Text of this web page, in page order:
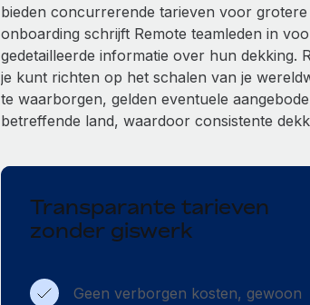
bieden concurrerende tarieven voor
onboarding schrijft Remote teamleden in
gedetailleerde informatie over hun dekking.
je kunt richten op het schalen van je
te waarborgen, gelden eventuele
betreffende land, waardoor consistente
Transparante tarieven
zonder giswerk
Geen verborgen kosten, gewoon